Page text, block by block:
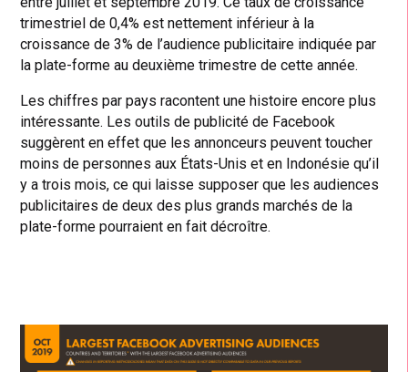
trimestriel de 0,4% est nettement inférieur à la
croissance de 3% de l’audience publicitaire indiquée par
la plate-forme au deuxième trimestre de cette année.
Les chiffres par pays racontent une histoire encore plus
intéressante. Les outils de publicité de Facebook
suggèrent en effet que les annonceurs peuvent toucher
moins de personnes aux États-Unis et en Indonésie qu’il
y a trois mois, ce qui laisse supposer que les audiences
publicitaires de deux des plus grands marchés de la
plate-forme pourraient en fait décroître.